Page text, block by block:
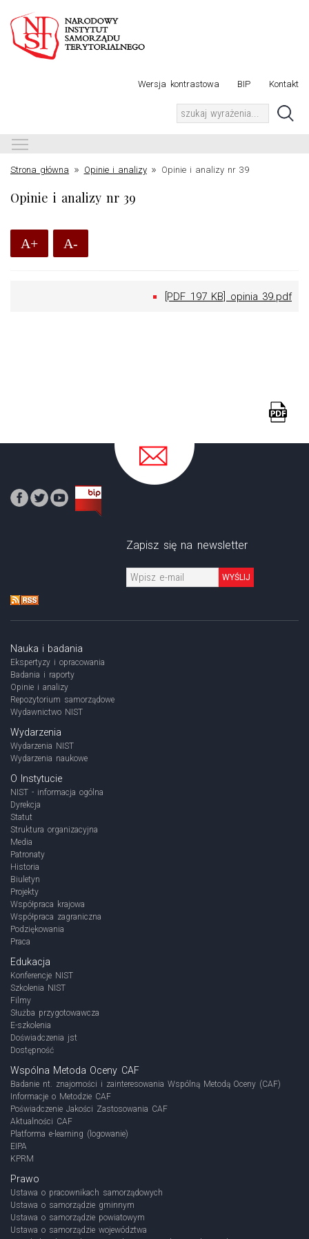
Wersja kontrastowa BIP Kontakt
Strona główna » Opinie i analizy» Opinie i analizy nr 39
Opinie i analizy nr 39
A+ A-
[PDF 197 KB] opinia 39.pdf
Zapisz się na newsletter
WYŚLIJ
Nauka i badania
Ekspertyzy i opracowania
Badania i raporty
Opinie i analizy
Repozytorium samorządowe
Wydawnictwo NIST
Wydarzenia
Wydarzenia NIST
Wydarzenia naukowe
O Instytucie
NIST - informacja ogólna
Dyrekcja
Statut
Struktura organizacyjna
Media
Patronaty
Historia
Biuletyn
Projekty
Współpraca krajowa
Współpraca zagraniczna
Podziękowania
Praca
Edukacja
Konferencje NIST
Szkolenia NIST
Filmy
Służba przygotowawcza
E-szkolenia
Doświadczenia jst
Dostępność
Wspólna Metoda Oceny CAF
Badanie nt. znajomości i zainteresowania Wspólną Metodą Oceny (CAF)
Informacje o Metodzie CAF
Poświadczenie Jakości Zastosowania CAF
Aktualności CAF
Platforma e-learning (logowanie)
EIPA
KPRM
Prawo
Ustawa o pracownikach samorządowych
Ustawa o samorządzie gminnym
Ustawa o samorządzie powiatowym
Ustawa o samorządzie województwa